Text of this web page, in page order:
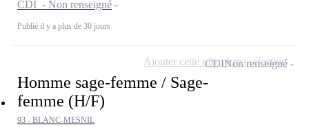
CDI - Non renseigné
Publié il y a plus de 30 jours
Homme sage-femme / Sage-
femme (H/F)
93 - BLANC-MESNIL
CDINon renseigné
Ajouter cette offre à ma sélection